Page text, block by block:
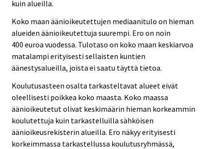
kuin alueilla.
Koko maan äänioikeutettujen mediaanitulo on hieman
alueiden äänioikeutettuja suurempi. Ero on noin
400 euroa vuodessa. Tulotaso on koko maan keskiarvoa
matalampi erityisesti sellaisten kuntien
äänestysalueilla, joista ei saatu täyttä tietoa.
Koulutusasteen osalta tarkasteltavat alueet eivät
oleellisesti poikkea koko maasta. Koko maassa
äänioikeutetut olivat keskimäärin hieman korkeammin
koulutettuja kuin tarkastelluilla sähköisen
äänioikeusrekisterin alueilla. Ero näkyy erityisesti
korkeimmassa tarkastellussa koulutusryhmässä,